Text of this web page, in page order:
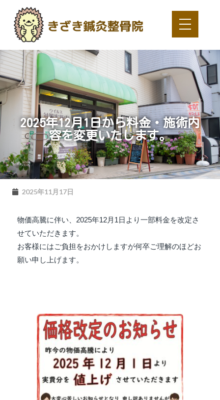
2025年12月1日から料金・施術内
容を変更いたします。
2025年11月17日
物価高騰に伴い、2025年12月1日より一部料金を改定さ
せていただきます。
お客様にはご負担をおかけしますが何卒ご理解のほどお
願い申し上げます。